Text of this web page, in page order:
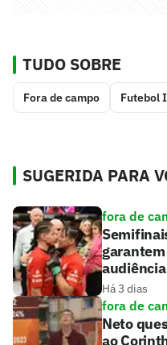
TUDO SOBRE
Fora de campo Futebol
SUGERIDA PARA
fora de
garantem
Há 3 dias
fora de
Neto
ao